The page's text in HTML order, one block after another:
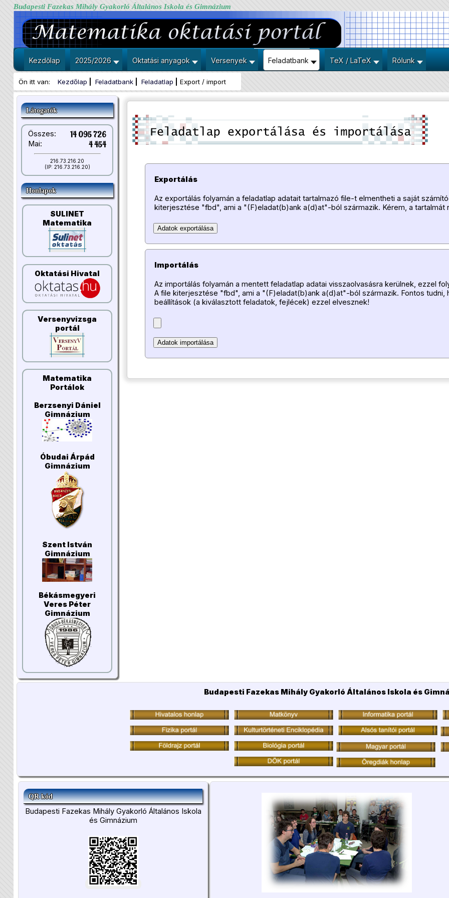
Budapesti Fazekas Mihály Gyakorló Általános Iskola és Gimnázium
Kezdőlap 2025/2026 Oktatási anyagok Versenyek Feladatbank TeX / LaTeX Rólunk
Ön itt van: Kezdőlap Feladatbank Feladatlap Export / import
Látogatók
Összes: 14 095 726
Mai: 4 454
216.73.216.20
(IP: 216.73.216.20)
Honlapok
SULINET
Matematika
Oktatási Hivatal
Versenyvizsga
portál
Matematika
Portálok
Berzsenyi Dániel
Gimnázium
Óbudai Árpád
Gimnázium
Szent István
Gimnázium
Békásmegyeri
Veres Péter
Gimnázium
Exportálás
Az exportálás folyamán a feladatlap adatait tartalmazó file-t elmentheti a saját
kiterjesztése "fbd", ami a "(F)eladat(b)ank a(d)at"-ból származik. Kérem, a tartalmát
Importálás
Az importálás folyamán a mentett feladatlap adatai visszaolvasásra kerülnek, ezzel
A file kiterjesztése "fbd", ami a "(F)eladat(b)ank a(d)at"-ból származik. Fontos tudni,
beállítások (a kiválasztott feladatok, fejlécek) ezzel elvesznek!
Budapesti Fazekas Mihály Gyakorló Általános Iskola és
QR kód
Budapesti Fazekas Mihály Gyakorló Általános Iskola
és Gimnázium